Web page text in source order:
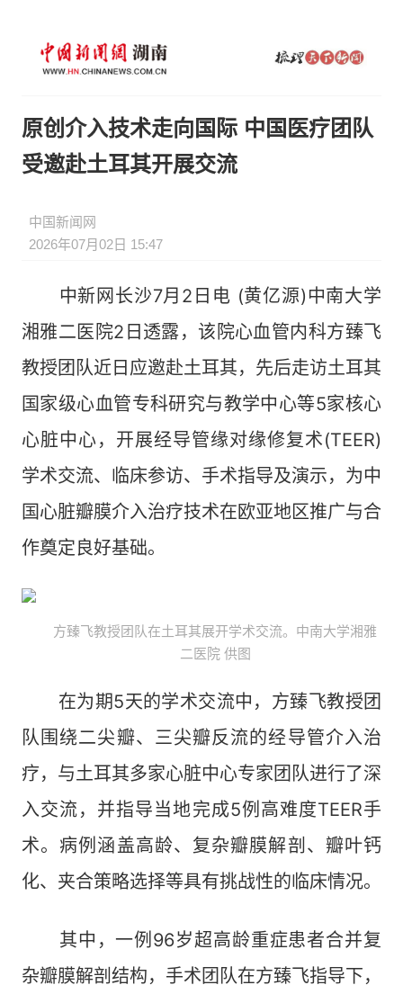
原创介入技术走向国际 中国医疗团队
受邀赴土耳其开展交流
中国新闻网
2026年07月02日 15:47
中新网长沙7月2日电 (黄亿源)中南大学
湘雅二医院2日透露，该院心血管内科方臻飞
教授团队近日应邀赴土耳其，先后走访土耳其
国家级心血管专科研究与教学中心等5家核心
心脏中心，开展经导管缘对缘修复术(TEER)
学术交流、临床参访、手术指导及演示，为中
国心脏瓣膜介入治疗技术在欧亚地区推广与合
作奠定良好基础。
方臻飞教授团队在土耳其展开学术交流。中南大学湘雅
二医院 供图
在为期5天的学术交流中，方臻飞教授团
队围绕二尖瓣、三尖瓣反流的经导管介入治
疗，与土耳其多家心脏中心专家团队进行了深
入交流，并指导当地完成5例高难度TEER手
术。病例涵盖高龄、复杂瓣膜解剖、瓣叶钙
化、夹合策略选择等具有挑战性的临床情况。
其中，一例96岁超高龄重症患者合并复
杂瓣膜解剖结构，手术团队在方臻飞指导下，